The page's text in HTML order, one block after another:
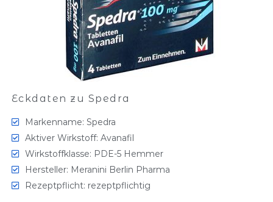
Eckdaten zu Spedra
Markenname: Spedra
Aktiver Wirkstoff: Avanafil
Wirkstoffklasse: PDE-5 Hemmer
Hersteller: Meranini Berlin Pharma
Rezeptpflicht: rezeptpflichtig